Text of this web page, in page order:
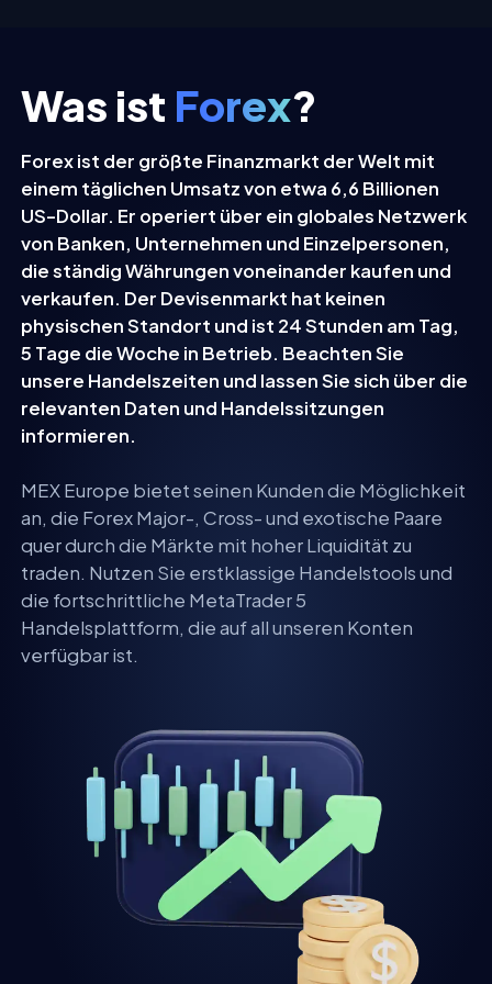
Was ist Forex?
Forex ist der größte Finanzmarkt der Welt mit
einem täglichen Umsatz von etwa 6,6 Billionen
US-Dollar. Er operiert über ein globales Netzwerk
von Banken, Unternehmen und Einzelpersonen,
die ständig Währungen voneinander kaufen und
verkaufen. Der Devisenmarkt hat keinen
physischen Standort und ist 24 Stunden am Tag,
5 Tage die Woche in Betrieb. Beachten Sie
unsere Handelszeiten und lassen Sie sich über die
relevanten Daten und Handelssitzungen
informieren.
MEX Europe bietet seinen Kunden die Möglichkeit
an, die Forex Major-, Cross- und exotische Paare
quer durch die Märkte mit hoher Liquidität zu
traden. Nutzen Sie erstklassige Handelstools und
die fortschrittliche MetaTrader 5
Handelsplattform, die auf all unseren Konten
verfügbar ist.